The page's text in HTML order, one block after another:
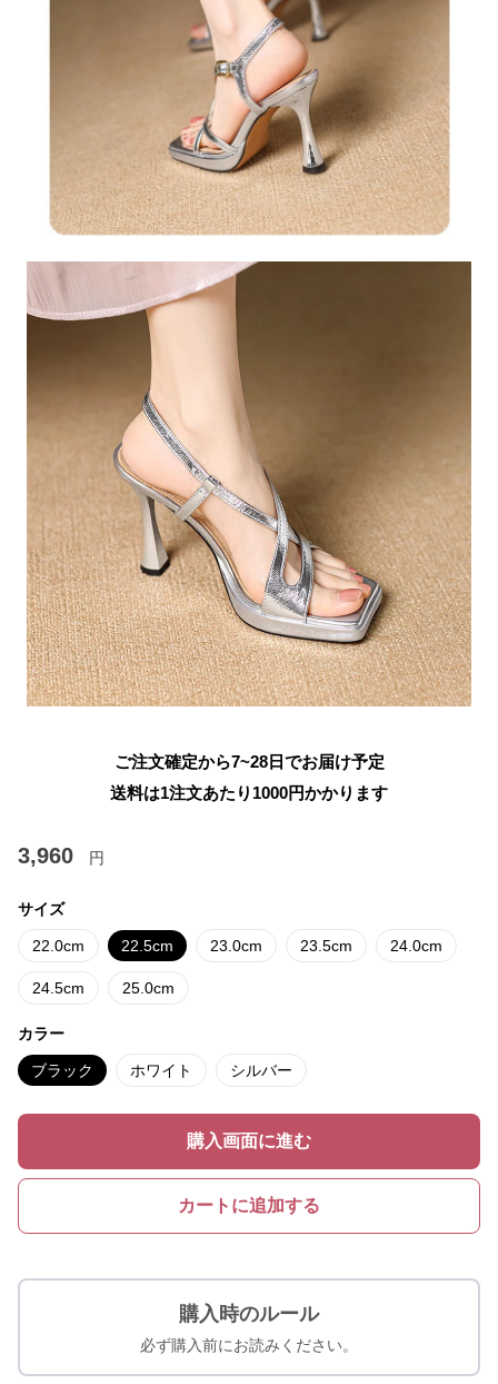
ご注文確定から7~28日でお届け予定
送料は1注文あたり 1000円かかります
3,960 円
サイズ
22.0cm 22.5cm 23.0cm 23.5cm 24.0cm
24.5cm 25.0cm
カラー
ブラック ホワイト シルバー
購入画面に進む
カートに追加する
購入時のルール
必ず購入前にお読みください。